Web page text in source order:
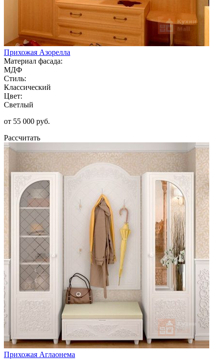
Прихожая Азорелла
Материал фасада:
МДФ
Стиль:
Классический
Цвет:
Светлый
от 55 000 руб.
Рассчитать
Прихожая Аглаонема